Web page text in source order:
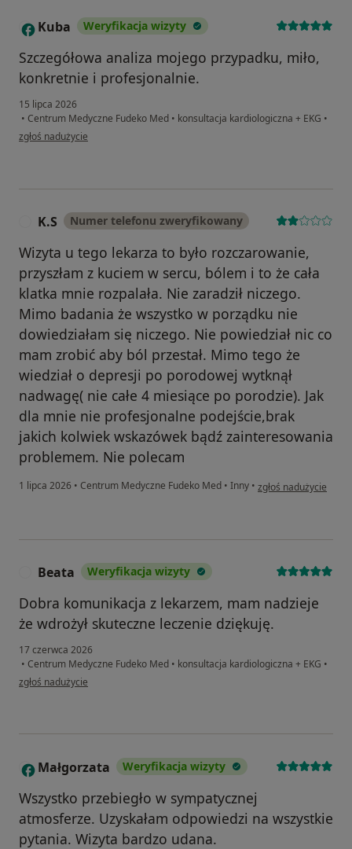
K Kuba Weryfikacja wizyty
Szczegółowa analiza mojego przypadku, miło,
konkretnie i profesjonalnie.
15 lipca 2026
• Centrum Medyczne Fudeko Med • konsultacja kardiologiczna + EKG •
w opinii użytkownika Kuba
zgłoś nadużycie
K.S Numer telefonu zweryfikowany
Wizyta u tego lekarza to było rozczarowanie,
przyszłam z kuciem w sercu, bólem i to że cała
klatka mnie rozpalała. Nie zaradził niczego.
Mimo badania że wszystko w porządku nie
dowiedziałam się niczego. Nie powiedział nic co
mam zrobić aby ból przestał. Mimo tego że
wiedział o depresji po porodowej wytknął
nadwagę( nie całe 4 miesiące po porodzie). Jak
dla mnie nie profesjonalne podejście,brak
jakich kolwiek wskazówek bądź zainteresowania
problemem. Nie polecam
1 lipca 2026 • Centrum Medyczne Fudeko Med • Inny • w opinii użytkownika
zgłoś nadużycie
Beata Weryfikacja wizyty
Dobra komunikacja z lekarzem, mam nadzieje
że wdrożył skuteczne leczenie dziękuję.
17 czerwca 2026
• Centrum Medyczne Fudeko Med • konsultacja kardiologiczna + EKG •
w opinii użytkownika Beata
zgłoś nadużycie
M Małgorzata Weryfikacja wizyty
Wszystko przebiegło w sympatycznej
atmosferze. Uzyskałam odpowiedzi na wszystkie
pytania. Wizyta bardzo udana.